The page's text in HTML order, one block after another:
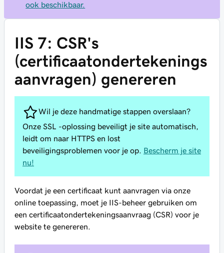
ook beschikbaar.
IIS 7: CSR's
(certificaatondertekenings
aanvragen) genereren
Wil je deze handmatige stappen overslaan?
Onze SSL -oplossing beveiligt je site automatisch,
leidt om naar HTTPS en lost
beveiligingsproblemen voor je op. Bescherm je site
nu!
Voordat je een certificaat kunt aanvragen via onze
online toepassing, moet je IIS-beheer gebruiken om
een certificaatondertekeningsaanvraag (CSR) voor je
website te genereren.